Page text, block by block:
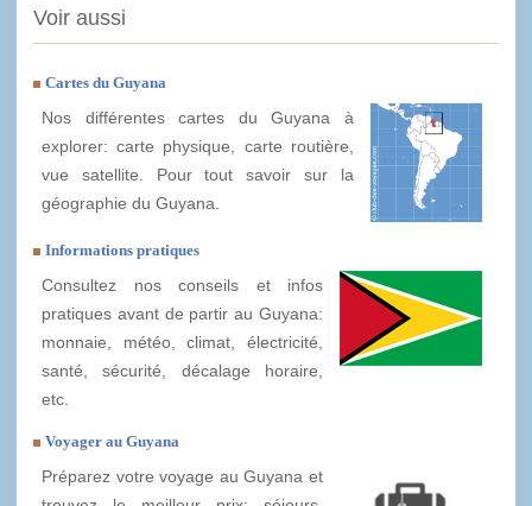
Voir aussi
Cartes du Guyana
Nos différentes cartes du Guyana à
explorer: carte physique, carte routière,
vue satellite. Pour tout savoir sur la
géographie du Guyana.
Informations pratiques
Consultez nos conseils et infos
pratiques avant de partir au Guyana:
monnaie, météo, climat, électricité,
santé, sécurité, décalage horaire,
etc.
Voyager au Guyana
Préparez votre voyage au Guyana et